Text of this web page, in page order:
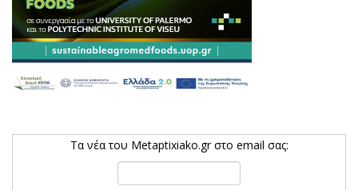
Τα νέα του Metaptixiako.gr στο email σας: